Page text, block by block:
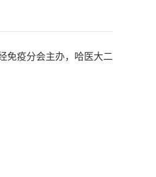
免疫分会主办，哈医大二